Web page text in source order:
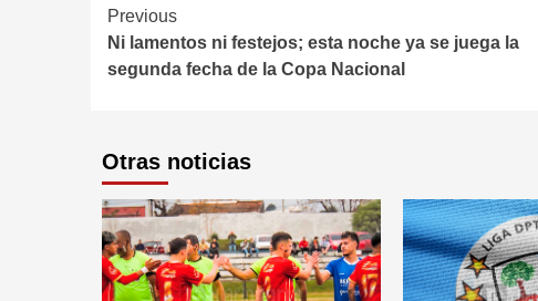
Continue
Reading
Previous
Ni lamentos ni festejos; esta noche ya se juega la
segunda fecha de la Copa Nacional
Otras noticias